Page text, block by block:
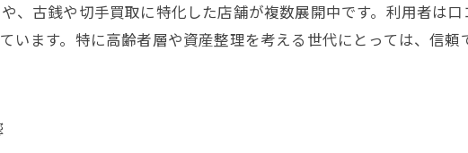
SDGsやリユース推進と姫路の買取事情
姫路市民が意識したい買取業界の課題
、古銭や切手買取に特化した店舗が複数展開中です。利用者は
います。特に高齢者層や資産整理を考える世代にとっては、信